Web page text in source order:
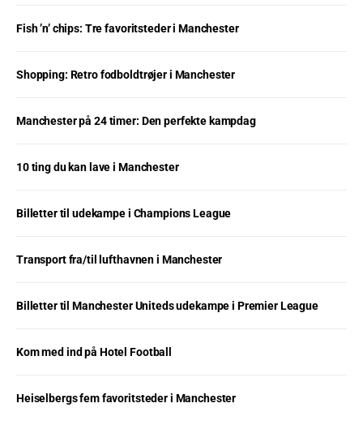
Fish ’n’ chips: Tre favoritsteder i Manchester
Shopping: Retro fodboldtrøjer i Manchester
Manchester på 24 timer: Den perfekte kampdag
10 ting du kan lave i Manchester
Billetter til udekampe i Champions League
Transport fra/til lufthavnen i Manchester
Billetter til Manchester Uniteds udekampe i Premier League
Kom med ind på Hotel Football
Heiselbergs fem favoritsteder i Manchester